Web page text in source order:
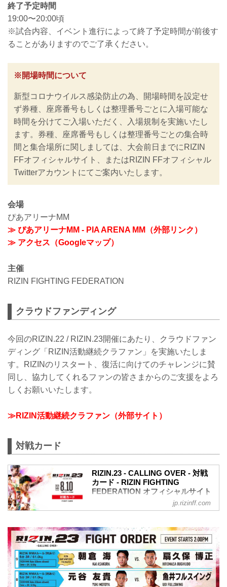
終了予定時間
19:00〜20:00頃
※試合内容、イベント進行によって終了予定時間が前後す
ることがありますのでご了承ください。
※開場時間について
新型コロナウイルス感染防止の為、開場時間を設定せ
ず券種、座席番号もしくは整理番号ごとに入場可能な
時間を分けてご入場いただく、入場規制を実施いたし
ます。券種、座席番号もしくは整理番号ごとの集合時
間と集合場所に関しましては、大会前日までにRIZIN
FFオフィシャルサイト、またはRIZIN FFオフィシャル
Twitterアカウントにてご案内いたします。
会場
ぴあアリーナMM
≫ ぴあアリーナMM - PIA ARENA MM（外部リンク）
≫ アクセス（Googleマップ）
主催
RIZIN FIGHTING FEDERATION
クラウドファンディング
今回のRIZIN.22 / RIZIN.23開催にあたり、クラウドファン
ディング「RIZIN活動継続クラファン」を実施いたしま
す。RIZINのリスタート、復活に向けてのチャレンジに賛
同し、協力してくれるファンの皆さまからのご支援をよろ
しくお願いいたします。
≫RIZIN活動継続クラファン（外部サイト）
対戦カード
RIZIN.23 - CALLING OVER - 対戦
カード - RIZIN FIGHTING
FEDERATION オフィシャルサイト
扇久保博正 vs. 朝倉海
スペシャルワンマッチ
RIZIN MMAルール：5分 3R（61.0kg）
※肘あり
元谷友貴 vs. 魚井フルスイング
スペシャルワンマッチ
jp.rizinff.com